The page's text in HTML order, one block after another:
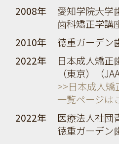
2008年
愛知学院大学
歯科矯正学講
2010年
徳重ガーデン
2022年
日本成人矯正
（東京）（
>>日本成人
一覧ページは
2022年
医療法人社団
徳重ガーデン